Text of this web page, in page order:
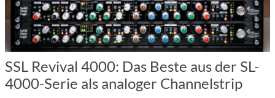
SSL Revival 4000: Das Beste aus der SL-
4000-Serie als analoger Channelstrip